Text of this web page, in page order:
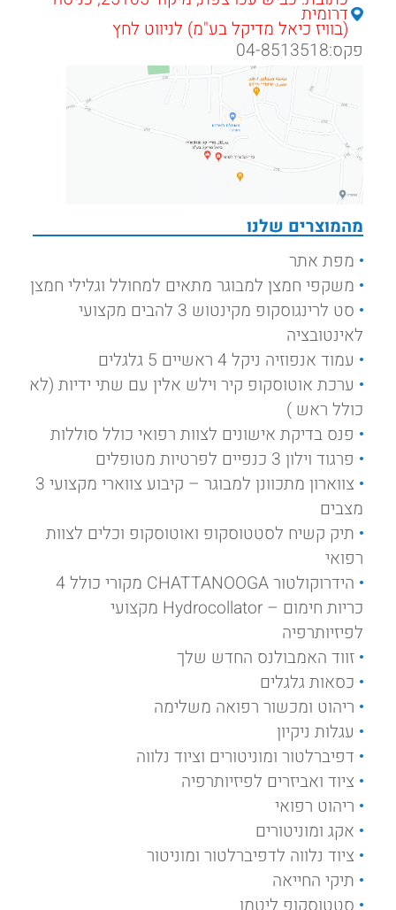
מהמוצרים שלנו
מפת אתר
משקפי חמצן למבוגר מתאים למחולל וגלילי חמצן
סט לרינגוסקופ מקינטוש 3 להבים מקצועי
לאינטובציה
עמוד אנפוזיה ניקל 4 ראשיים 5 גלגלים
ערכת אוטוסקופ קיר וילש אלין עם שתי ידיות (לא
כולל ראש )
פנס בדיקת אישונים לצוות רפואי כולל סוללות
פרגוד וילון 3 כנפיים לפרטיות מטופלים
צווארון מתכוונן למבוגר – קיבוע צווארי מקצועי 3
מצבים
תיק קשיח לסטטוסקופ ואוטוסקופ וכלים לצוות
רפואי
הידרוקולטור CHATTANOOGA מקורי כולל 4
כריות חימום – Hydrocollator מקצועי
לפיזיותרפיה
זווד האמבולנס החדש שלך
כסאות גלגלים
ריהוט ומכשור רפואה משלימה
עגלות ניקיון
דפיברלטור ומוניטורים וציוד נלווה
ציוד ואביזרים לפיזיותרפיה
ריהוט רפואי
אקג ומוניטורים
ציוד נלווה לדפיברלטור ומוניטור
תיקי החייאה
דרומית
(בוויז כיאל מדיקל בע"מ) לניווט לחץ
פקס:04-8513518